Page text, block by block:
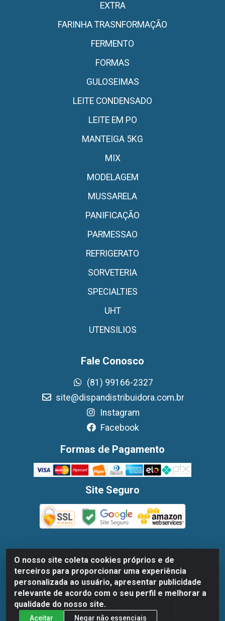
O nosso site coleta cookies próprios e de
terceiros para proporcionar uma experiência
personalizada ao usuário, apresentar publicidade
relevante de acordo com o seu perfil e melhorar a
qualidade do nosso site.
Aceitar Negar não essenciais
EXTRA
FARINHA TRASNFORMAÇÃO
FERMENTO
FORMAS
GULOSEIMAS
LEITE CONDENSADO
LEITE EM PO
MANTEIGA 5KG
MIX
MODELAGEM
MUSSARELA
PANIFICAÇÃO
PARMESSAO
REFRIGERATO
SORVETERIA
SPECIALTIES
UHT
UTENSILIOS
Fale Conosco
(81) 99166-2327
site@dispandistribuidora.com.br
Instagram
Facebook
Formas de Pagamento
Site Seguro
Dispan Distribuidora de Alimentos LTDA - Avenida Marechal
Mascarenhas De Moraes, 1048- Imbiribeira, Recife/PE - CEP
51.170-000 - CNPJ 30.779.584/0003-78